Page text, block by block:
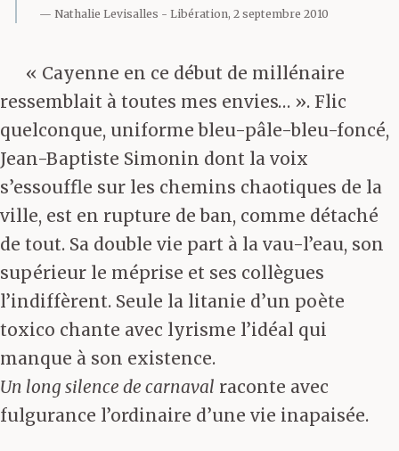
Nathalie Levisalles Libération, 2 septembre 2010
« Cayenne en ce début de millénaire
ressemblait à toutes mes envies… ». Flic
quelconque, uniforme bleu-pâle-bleu-foncé,
Jean-Baptiste Simonin dont la voix
s’essouffle sur les chemins chaotiques de la
ville, est en rupture de ban, comme détaché
de tout. Sa double vie part à la vau-l’eau, son
supérieur le méprise et ses collègues
l’indiffèrent. Seule la litanie d’un poète
toxico chante avec lyrisme l’idéal qui
manque à son existence.
Un long silence de carnaval raconte avec
fulgurance l’ordinaire d’une vie inapaisée.